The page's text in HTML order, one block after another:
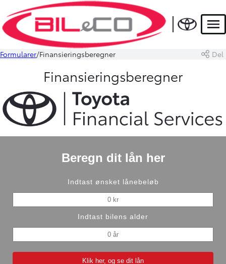
Formularer Finansieringsberegner Del
Finansieringsberegner